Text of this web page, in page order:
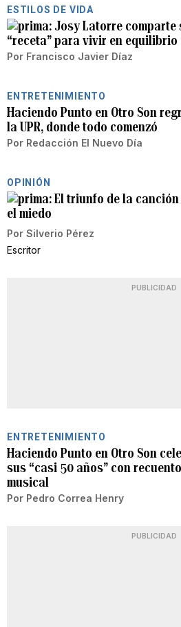
ESTILOS DE VIDA
Josy Latorre comparte
“receta” para vivir en equilibrio
Por Francisco Javier Díaz
ENTRETENIMIENTO
Haciendo Punto en Otro Son
la UPR, donde todo comenzó
Por Redacción El Nuevo Día
OPINIÓN
El triunfo de la
el miedo
Por Silverio Pérez
Escritor
PUBLICIDAD
ENTRETENIMIENTO
Haciendo Punto en Otro Son
sus “casi 50 años” con recuento
musical
Por Pedro Correa Henry
PUBLICIDAD